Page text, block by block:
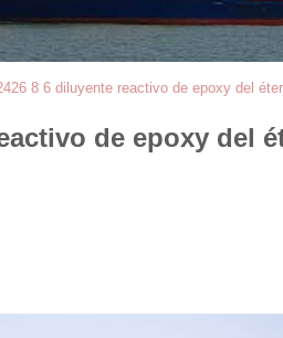
8 6 diluyente reactivo de epoxy del
de epoxy del